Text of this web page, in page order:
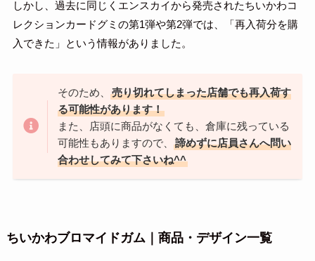
しかし、過去に同じくエンスカイから発売されたちいかわコ
レクションカードグミの第1弾や第2弾では、「再入荷分を購
入できた」という情報がありました。
そのため、
売り切れてしまった店舗でも再入荷す
る可能性があります！
また、店頭に商品がなくても、倉庫に残っている
可能性もありますので、
諦めずに店員さんへ問い
合わせしてみて下さいね^^
ちいかわブロマイドガム｜商品・デザイン一覧